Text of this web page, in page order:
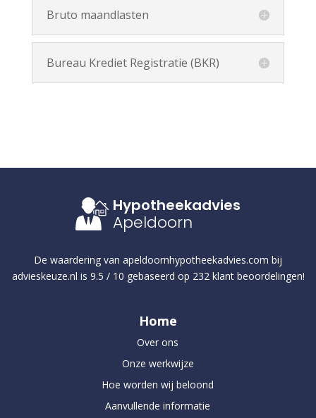
Bruto maandlasten
Bureau Krediet Registratie (BKR)
Hypotheekadvies
Apeldoorn
De waardering van apeldoornhypotheekadvies.com bij
advieskeuze.nl is 9.5 / 10 gebaseerd op 232klant beoordelingen!
Home
Over ons
Onze werkwijze
Hoe worden wij beloond
Aanvullende informatie